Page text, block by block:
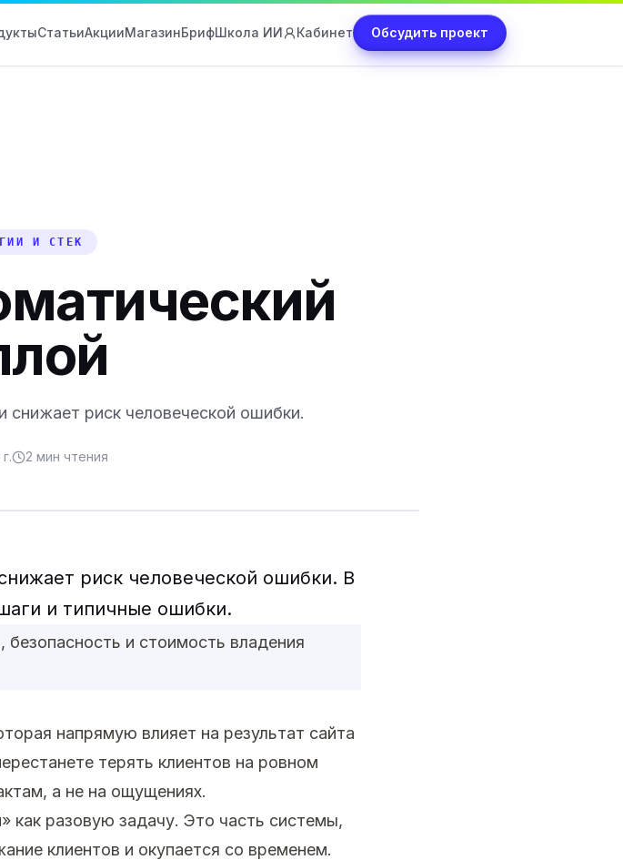
СтатьиАкцииМагазинБрифШкола ИИ Кабинет Обсудить проект
И СТЕК
снижает риск человеческой ошибки.
2 мин чтения
риск человеческой ошибки. В
и типичные ошибки.
и стоимость владения
напрямую влияет на результат сайта
терять клиентов на ровном
а не на ощущениях.
как разовую задачу. Это часть системы,
клиентов и окупается со временем.